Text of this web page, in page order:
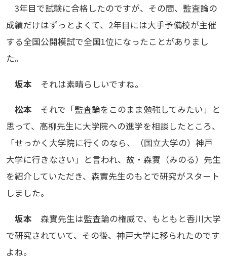
3年目で試験に合格したのですが、その間、監査論の
成績だけはずっとよくて、2年目には大手予備校が主催
する全国公開模試で全国1位になったことがありまし
た。
坂本 それは素晴らしいですね。
松本 それで「監査論をこのまま勉強してみたい」と
思って、高柳先生に大学院への進学を相談したところ、
「せっかく大学院に行くのなら、（国立大学の）神戸
大学に行きなさい」と言われ、故・森實（みのる）先生
を紹介していただき、森實先生のもとで研究がスタート
しました。
坂本 森實先生は監査論の権威で、もともと香川大学
で研究されていて、その後、神戸大学に移られたのです
よね。